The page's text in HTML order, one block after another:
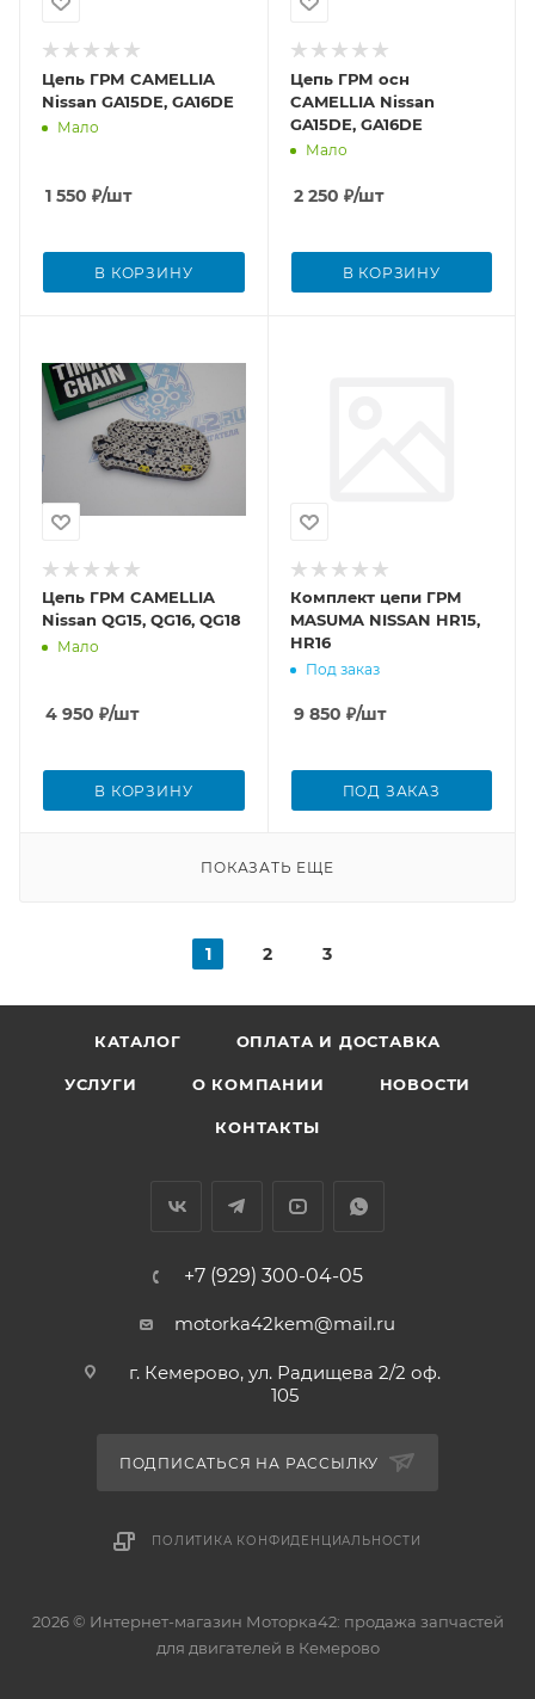
Цепь ГРМ CAMELLIA
Nissan GA15DE, GA16DE
Мало
1 550 ₽/шт
В КОРЗИНУ
Цепь ГРМ осн
CAMELLIA Nissan
GA15DE, GA16DE
Мало
2 250 ₽/шт
В КОРЗИНУ
Цепь ГРМ CAMELLIA
Nissan QG15, QG16, QG18
Мало
4 950 ₽/шт
В КОРЗИНУ
Комплект цепи ГРМ
MASUMA NISSAN HR15,
HR16
Под заказ
9 850 ₽/шт
ПОД ЗАКАЗ
ПОКАЗАТЬ ЕЩЕ
1 2 3
КАТАЛОГ ОПЛАТА И ДОСТАВКА
УСЛУГИ О КОМПАНИИ НОВОСТИ
КОНТАКТЫ
+7 (929) 300-04-05
motorka42kem@mail.ru
г. Кемерово, ул. Радищева 2/2 оф.
105
ПОДПИСАТЬСЯ НА РАССЫЛКУ
ПОЛИТИКА КОНФИДЕНЦИАЛЬНОСТИ
2026 © Интернет-магазин Моторка42: продажа запчастей
для двигателей в Кемерово